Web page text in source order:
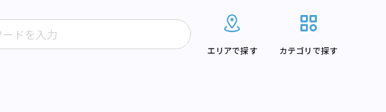
エリアで探す カテゴリで探す